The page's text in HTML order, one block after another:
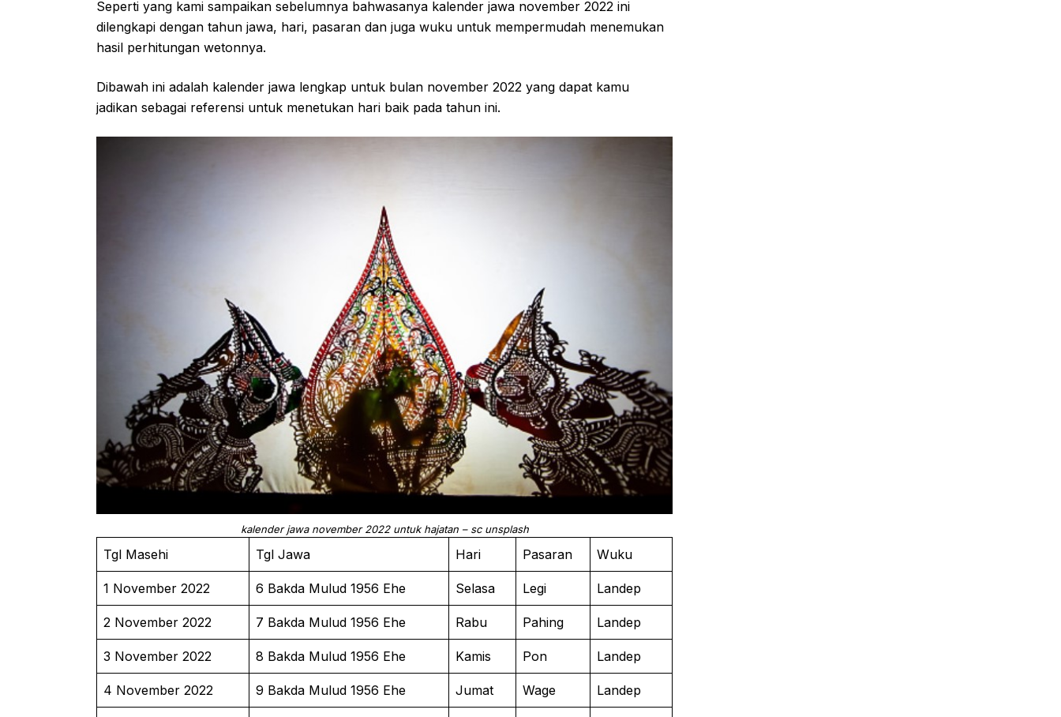
Seperti yang kami sampaikan sebelumnya bahwasanya kalender jawa november 2022 ini
dilengkapi dengan tahun jawa, hari, pasaran dan juga wuku untuk mempermudah menemukan
hasil perhitungan wetonnya.
Dibawah ini adalah kalender jawa lengkap untuk bulan november 2022 yang dapat kamu
jadikan sebagai referensi untuk menetukan hari baik pada tahun ini.
kalender jawa november 2022 untuk hajatan – sc unsplash
Tgl Masehi Tgl Jawa Hari Pasaran Wuku
1 November 2022 6 Bakda Mulud 1956 Ehe Selasa Legi Landep
2 November 2022 7 Bakda Mulud 1956 Ehe Rabu Pahing Landep
3 November 2022 8 Bakda Mulud 1956 Ehe Kamis Pon Landep
4 November 2022 9 Bakda Mulud 1956 Ehe Jumat Wage Landep